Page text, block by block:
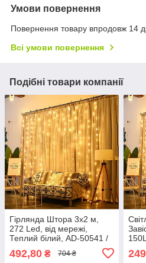
Умови повернення
Повернення товару впродовж 14
Всі умови повернення
Подібні товари компанії
Гірлянда Штора 3х2 м,
272 Led, від мережі,
Теплий білий, AD-50541 /
гірлянда завіса
492,80 ₴ 704 ₴ 249